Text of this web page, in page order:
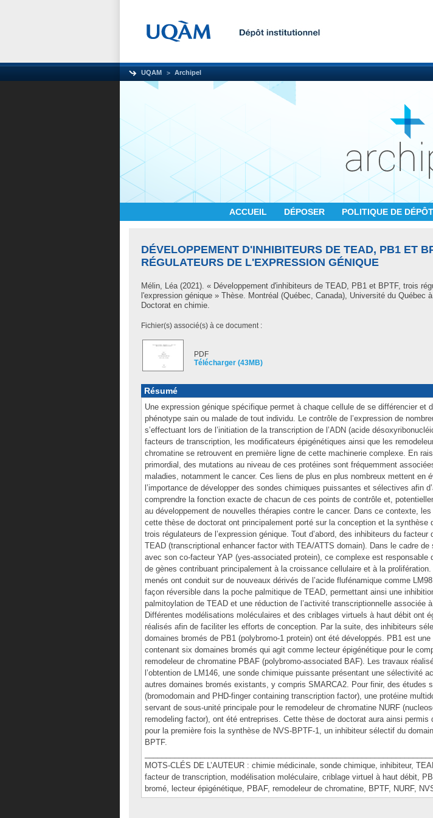
UQAM Archipel
ACCUEIL DÉPOSER POLITIQUE DE DÉPÔT
DÉVELOPPEMENT D'INHIBITEURS DE TEAD, PB1 ET
RÉGULATEURS DE L'EXPRESSION GÉNIQUE
Mélin, Léa(2021). « Développement d'inhibiteurs de TEAD, PB1 et BPTF, trois
l'expression génique » Thèse. Montréal (Québec, Canada), Université du Québec
Doctorat en chimie.
Fichier(s) associé(s) à ce document :
PDF
Télécharger (43MB)
Résumé
Une expression génique spécifique permet à chaque cellule de se différencier et
phénotype sain ou malade de tout individu. Le contrôle de l’expression de
s’effectuant lors de l’initiation de la transcription de l’ADN (acide
facteurs de transcription, les modificateurs épigénétiques ainsi que les
chromatine se retrouvent en première ligne de cette machinerie complexe. En
primordial, des mutations au niveau de ces protéines sont fréquemment
maladies, notamment le cancer. Ces liens de plus en plus nombreux mettent en
l’importance de développer des sondes chimiques puissantes et sélectives afin
comprendre la fonction exacte de chacun de ces points de contrôle et,
au développement de nouvelles thérapies contre le cancer. Dans ce contexte,
cette thèse de doctorat ont principalement porté sur la conception et la synthèse
trois régulateurs de l’expression génique. Tout d’abord, des inhibiteurs du facteur
TEAD (transcriptional enhancer factor with TEA/ATTS domain). Dans le cadre de
avec son co-facteur YAP (yes-associated protein), ce complexe est responsable
de gènes contribuant principalement à la croissance cellulaire et à la
menés ont conduit sur de nouveaux dérivés de l’acide flufénamique comme
façon réversible dans la poche palmitique de TEAD, permettant ainsi une
palmitoylation de TEAD et une réduction de l’activité transcriptionnelle associée
Différentes modélisations moléculaires et des criblages virtuels à haut débit ont
réalisés afin de faciliter les efforts de conception. Par la suite, des inhibiteurs
domaines bromés de PB1 (polybromo-1 protein) ont été développés. PB1 est une
contenant six domaines bromés qui agit comme lecteur épigénétique pour le
remodeleur de chromatine PBAF (polybromo-associated BAF). Les travaux
l’obtention de LM146, une sonde chimique puissante présentant une sélectivité
autres domaines bromés existants, y compris SMARCA2. Pour finir, des études
(bromodomain and PHD-finger containing transcription factor), une protéine
servant de sous-unité principale pour le remodeleur de chromatine NURF
remodeling factor), ont été entreprises. Cette thèse de doctorat aura ainsi permis
pour la première fois la synthèse de NVS-BPTF-1, un inhibiteur sélectif du
BPTF.
MOTS-CLÉS DE L’AUTEUR : chimie médicinale, sonde chimique, inhibiteur,
facteur de transcription, modélisation moléculaire, criblage virtuel à haut débit,
bromé, lecteur épigénétique, PBAF, remodeleur de chromatine, BPTF, NURF,